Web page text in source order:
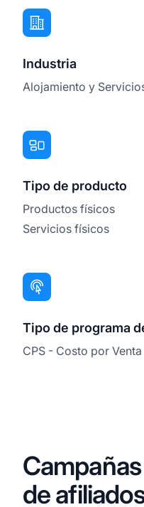
Industria
Alojamiento y
Tipo de producto
Productos físicos
Servicios físicos
Tipo de programa
CPS - Costo por Venta
de